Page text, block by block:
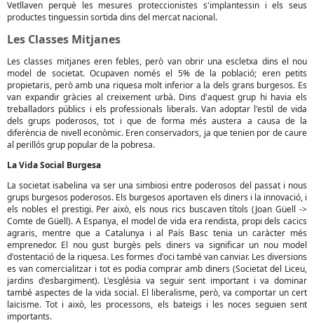
Vetllaven perquè les mesures proteccionistes s'implantessin i els seus
productes tinguessin sortida dins del mercat nacional.
Les Classes Mitjanes
Les classes mitjanes eren febles, però van obrir una escletxa dins el nou
model de societat. Ocupaven només el 5% de la població; eren petits
propietaris, però amb una riquesa molt inferior a la dels grans burgesos. Es
van expandir gràcies al creixement urbà. Dins d'aquest grup hi havia els
treballadors públics i els professionals liberals. Van adoptar l'estil de vida
dels grups poderosos, tot i que de forma més austera a causa de la
diferència de nivell econòmic. Eren conservadors, ja que tenien por de caure
al perillós grup popular de la pobresa.
La Vida Social Burgesa
La societat isabelina va ser una simbiosi entre poderosos del passat i nous
grups burgesos poderosos. Els burgesos aportaven els diners i la innovació, i
els nobles el prestigi. Per això, els nous rics buscaven títols (Joan Güell ->
Comte de Güell). A Espanya, el model de vida era rendista, propi dels cacics
agraris, mentre que a Catalunya i al País Basc tenia un caràcter més
emprenedor. El nou gust burgès pels diners va significar un nou model
d'ostentació de la riquesa. Les formes d'oci també van canviar. Les diversions
es van comercialitzar i tot es podia comprar amb diners (Societat del Liceu,
jardins d'esbargiment). L'església va seguir sent important i va dominar
també aspectes de la vida social. El liberalisme, però, va comportar un cert
laïcisme. Tot i això, les processons, els bateigs i les noces seguien sent
importants.